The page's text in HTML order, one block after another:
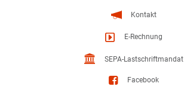
Kontakt
E-Rechnung
SEPA-Lastschriftmandat
Facebook